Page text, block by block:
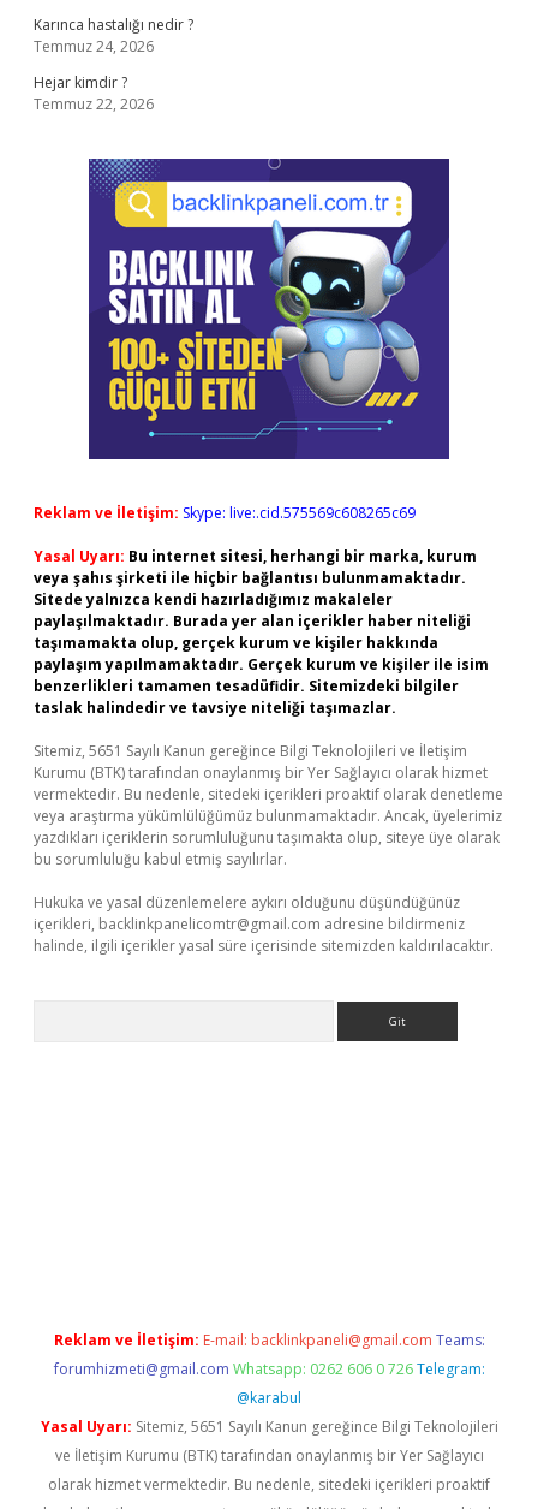
Karınca hastalığı nedir ?
Temmuz 24, 2026
Hejar kimdir ?
Temmuz 22, 2026
Reklam ve İletişim: Skype: live:.cid.575569c608265c69
Yasal Uyarı: Bu internet sitesi, herhangi bir marka, kurum
veya şahıs şirketi ile hiçbir bağlantısı bulunmamaktadır.
Sitede yalnızca kendi hazırladığımız makaleler
paylaşılmaktadır. Burada yer alan içerikler haber niteliği
taşımamakta olup, gerçek kurum ve kişiler hakkında
paylaşım yapılmamaktadır. Gerçek kurum ve kişiler ile isim
benzerlikleri tamamen tesadüfidir. Sitemizdeki bilgiler
taslak halindedir ve tavsiye niteliği taşımazlar.
Sitemiz, 5651 Sayılı Kanun gereğince Bilgi Teknolojileri ve İletişim
Kurumu (BTK) tarafından onaylanmış bir Yer Sağlayıcı olarak hizmet
vermektedir. Bu nedenle, sitedeki içerikleri proaktif olarak denetleme
veya araştırma yükümlülüğümüz bulunmamaktadır. Ancak, üyelerimiz
yazdıkları içeriklerin sorumluluğunu taşımakta olup, siteye üye olarak
bu sorumluluğu kabul etmiş sayılırlar.
Hukuka ve yasal düzenlemelere aykırı olduğunu düşündüğünüz
içerikleri, backlinkpanelicomtr@gmail.com adresine bildirmeniz
halinde, ilgili içerikler yasal süre içerisinde sitemizden kaldırılacaktır.
Reklam ve İletişim: E-mail: backlinkpaneli@gmail.com Teams:
forumhizmeti@gmail.com Whatsapp: 0262 606 0 726 Telegram:
@karabul
Yasal Uyarı: Sitemiz, 5651 Sayılı Kanun gereğince Bilgi Teknolojileri
ve İletişim Kurumu (BTK) tarafından onaylanmış bir Yer Sağlayıcı
olarak hizmet vermektedir. Bu nedenle, sitedeki içerikleri proaktif